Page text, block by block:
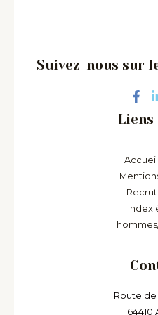
Suivez-nous sur
Index
Route
64410